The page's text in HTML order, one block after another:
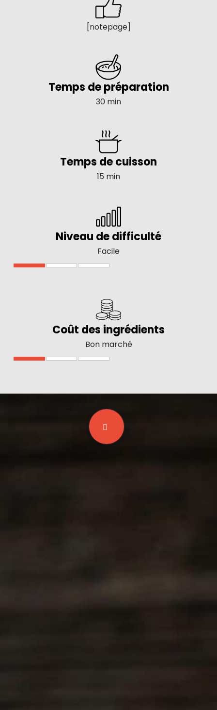
[notepage]
Temps de préparation
30 min
Temps de cuisson
15 min
Niveau de difficulté
Facile
Coût des ingrédients
Bon marché